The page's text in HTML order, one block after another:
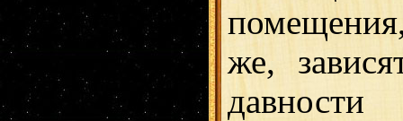
же,
давности